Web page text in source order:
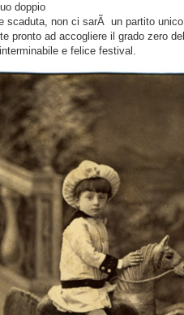
doppio
scaduta, non ci sarÃ un partito
pronto ad accogliere il grado zero
e felice festival.